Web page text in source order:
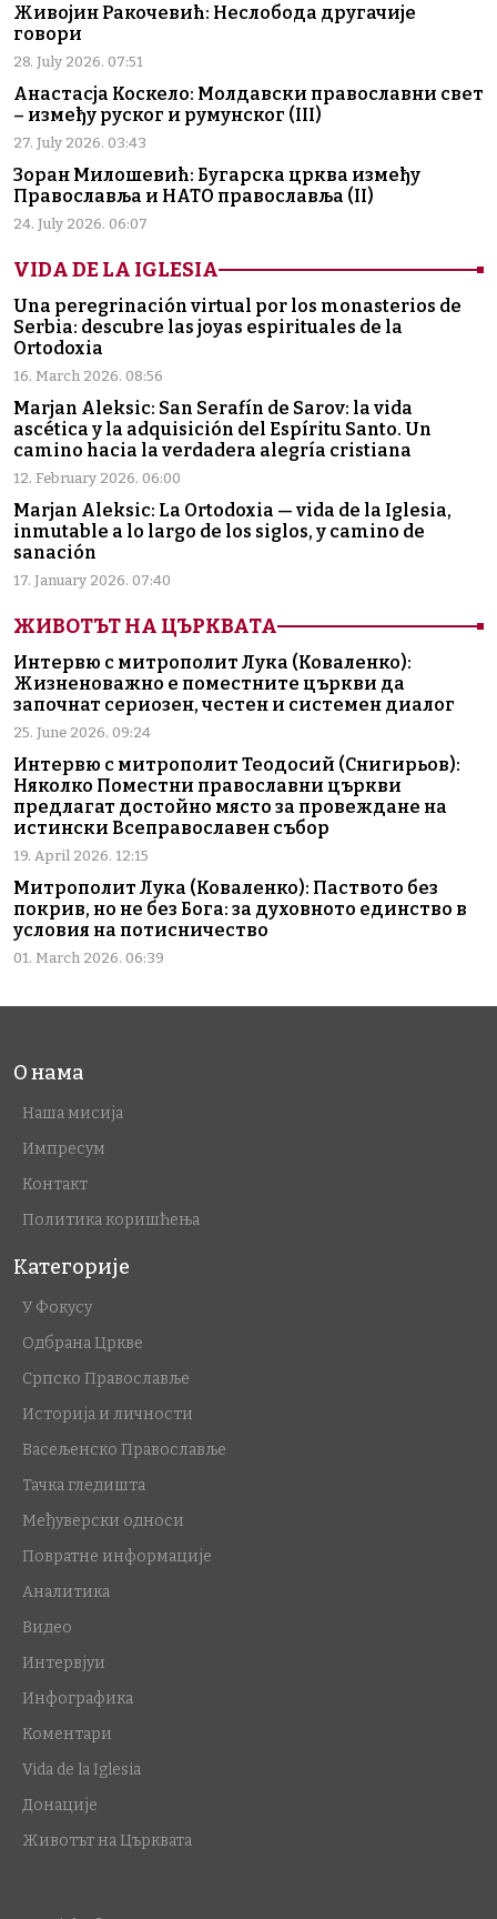
Живојин Ракочевић: Неслобода другачије
говори
28. July 2026. 07:51
Анастасја Коскело: Молдавски православни свет
– између руског и румунског (III)
27. July 2026. 03:43
Зоран Милошевић: Бугарска црква између
Православља и НАТО православља (II)
24. July 2026. 06:07
VIDA DE LA IGLESIA
Una peregrinación virtual por los monasterios de
Serbia: descubre las joyas espirituales de la
Ortodoxia
16. March 2026. 08:56
Marjan Aleksic: San Serafín de Sarov: la vida
ascética y la adquisición del Espíritu Santo. Un
camino hacia la verdadera alegría cristiana
12. February 2026. 06:00
Marjan Aleksic: La Ortodoxia — vida de la Iglesia,
inmutable a lo largo de los siglos, y camino de
sanación
17. January 2026. 07:40
ЖИВОТЪТ НА ЦЪРКВАТА
Интервю с митрополит Лука (Коваленко):
Жизненоважно е поместните църкви да
започнат сериозен, честен и системен диалог
25. June 2026. 09:24
Интервю с митрополит Теодосий (Снигирьов):
Няколко Поместни православни църкви
предлагат достойно място за провеждане на
истински Всеправославен събор
19. April 2026. 12:15
Митрополит Лука (Коваленко): Паството без
покрив, но не без Бога: за духовното единство в
условия на потисничество
01. March 2026. 06:39
О нама
Наша мисија
Импресум
Контакт
Политика коришћења
Категорије
У Фокусу
Одбрана Цркве
Српско Православље
Историја и личности
Васељенско Православље
Тачка гледишта
Међуверски односи
Повратне информације
Аналитика
Видео
Интервјуи
Инфографика
Коментари
Vida de la Iglesia
Донације
Животът на Църквата